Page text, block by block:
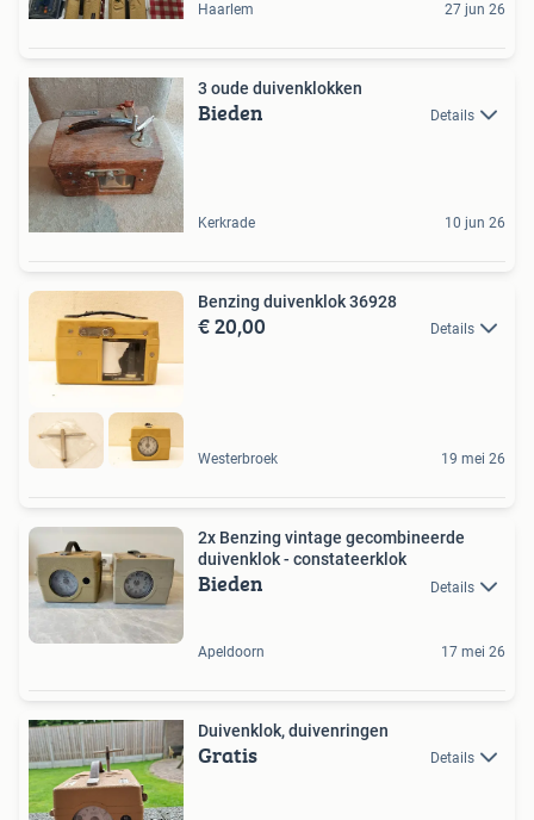
Haarlem 27 jun 26
3 oude duivenklokken
Bieden Details
Kerkrade 10 jun 26
Benzing duivenklok 36928
€ 20,00 Details
Westerbroek 19 mei 26
2x Benzing vintage gecombineerde
duivenklok - constateerklok
Bieden Details
Apeldoorn 17 mei 26
Duivenklok, duivenringen
Gratis Details